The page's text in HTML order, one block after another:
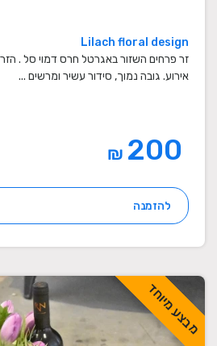
Lilach floral design
זר פרחים השזור באגרטל חרס דמוי סל .
אירוע. גובה נמוך, סידור עשיר ומרשים ...
₪
להזמנה
מבצע מיוחד